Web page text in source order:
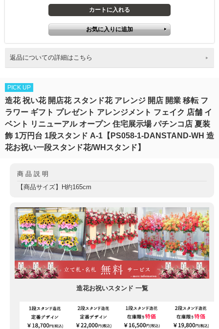
返品についての詳細はこちら
PICK UP
造花 祝い花 開店花 スタンド花 アレンジ 開店 開業 移転 フ
ラワー ギフト プレゼント アレンジメント フェイク 店舗 イ
ベント リニューアル オープン 住宅展示場 パチンコ店 夏装
飾 1万円台 1段スタンド A-1【PS058-1-DANSTAND-WH 造
花お祝い一段スタンド花/WHスタンド】
商品説明
【商品サイズ】H約165cm
造花お祝いスタンド 一覧